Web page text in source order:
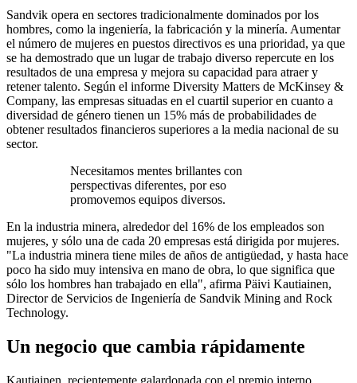
Sandvik opera en sectores tradicionalmente dominados por los
hombres, como la ingeniería, la fabricación y la minería. Aumentar
el número de mujeres en puestos directivos es una prioridad, ya que
se ha demostrado que un lugar de trabajo diverso repercute en los
resultados de una empresa y mejora su capacidad para atraer y
retener talento. Según el informe Diversity Matters de McKinsey &
Company, las empresas situadas en el cuartil superior en cuanto a
diversidad de género tienen un 15% más de probabilidades de
obtener resultados financieros superiores a la media nacional de su
sector.
Necesitamos mentes brillantes con
perspectivas diferentes, por eso
promovemos equipos diversos.
En la industria minera, alrededor del 16% de los empleados son
mujeres, y sólo una de cada 20 empresas está dirigida por mujeres.
"La industria minera tiene miles de años de antigüedad, y hasta hace
poco ha sido muy intensiva en mano de obra, lo que significa que
sólo los hombres han trabajado en ella", afirma Päivi Kautiainen,
Director de Servicios de Ingeniería de Sandvik Mining and Rock
Technology.
Un negocio que cambia rápidamente
Kautiainen, recientemente galardonada con el premio interno